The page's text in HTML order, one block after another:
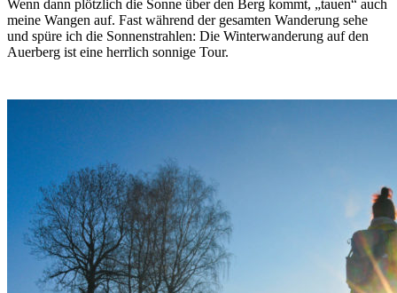
Wenn dann plötzlich die Sonne über den Berg kommt, „tauen“ auch
meine Wangen auf. Fast während der gesamten Wanderung sehe
und spüre ich die Sonnenstrahlen: Die Winterwanderung auf den
Auerberg ist eine herrlich sonnige Tour.